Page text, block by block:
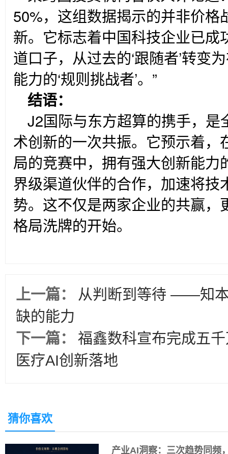
50%，这组数据揭示的并非价格
新。它标志着中国科技企业已成
道口子，从过去的‘跟随者’转变
能力的‘规则挑战者’。”
结语：
J2国际与东方超算的携手，
术创新的一次共振。它预示着，
局的竞赛中，拥有强大创新能力
界级渠道伙伴的合作，加速将技
势。这不仅是两家企业的共赢，
格局洗牌的开始。
上一篇：
从判断到等待 ——知本
缺的能力
下一篇：
福鑫数科宣布完成五
医疗AI创新落地
猜你喜欢
产业AI洞察：三次趋势同频